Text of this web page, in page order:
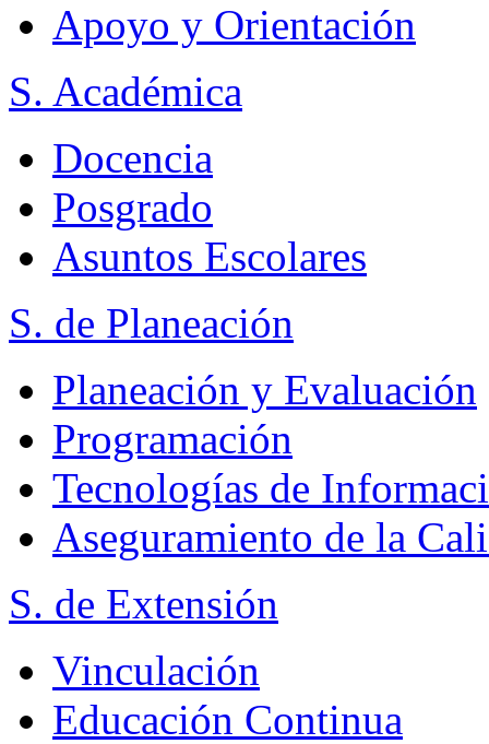
Apoyo y Orientación
S. Académica
Docencia
Posgrado
Asuntos Escolares
S. de Planeación
Planeación y Evaluación
Programación
Tecnologías de
Aseguramiento de la
S. de Extensión
Vinculación
Educación Continua